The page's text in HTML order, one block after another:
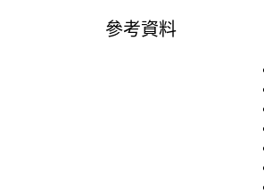
參考資料